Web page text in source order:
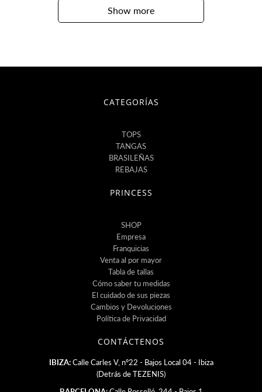
Show more
CATEGORÍAS
TOPS
TANGAS
BRASILEÑAS
REBAJAS
PRINCESS
SHOP
Empresa
Franquicias
Venta al por mayor
Tabla de tallas
Cómo saber tu medidas
El cuidado de sus piezas
Cambios y Devoluciones
Política de Privacidad
CONTÁCTENOS
IBIZA:Calle Carles V, nº22 - Bajos Local 04 - Ibiza
(Detrás de TEZENIS)